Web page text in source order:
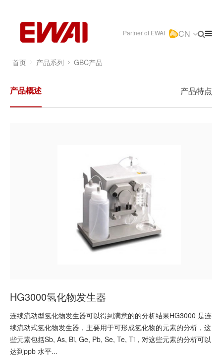
Partner of EWAI CN
首页 产品系列 GBC产品
产品概述 产品特点
HG3000氢化物发生器
连续流动型氢化物发生器可以得到满意的的分析结果HG3000 是连
续流动式氢化物发生器，主要用于可形成氢化物的元素的分析，这
些元素包括Sb, As, Bi, Ge, Pb, Se, Te, Ti，对这些元素的分析可以
达到ppb 水平...